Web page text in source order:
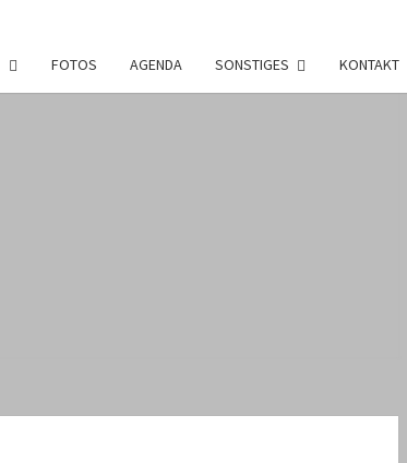
FOTOS AGENDA SONSTIGES KONTAKT